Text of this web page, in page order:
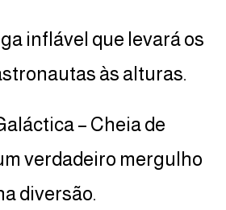
inflável que levará os
às alturas.
– Cheia de
verdadeiro mergulho
diversão.